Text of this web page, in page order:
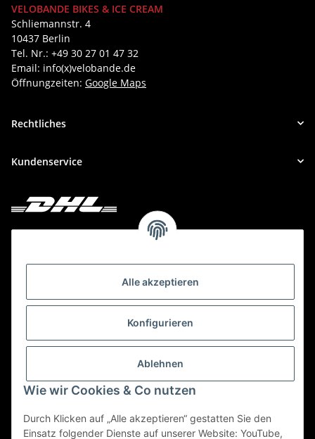
Alle akzeptieren
Konfigurieren
Ablehnen
Wie wir Cookies & Co nutzen
Durch Klicken auf „Alle akzeptieren“ gestatten Sie den
Einsatz folgender Dienste auf unserer Website: YouTube,
VELOBANDE BIKES & ICE CREAM
Schliemannstr. 4
10437 Berlin
Tel. Nr.: +49 30 27 01 47 32
Email: info(x)velobande.de
Öffnungzeiten: Google Maps
Rechtliches
Kundenservice
Deine Bestellung versenden wir mit DHL!